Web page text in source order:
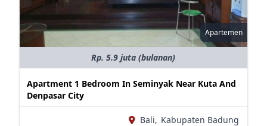
Apartemen
Rp. 5.9 juta (bulanan)
Apartment 1 Bedroom In Seminyak Near Kuta And
Denpasar City
Bali, Kabupaten Badung